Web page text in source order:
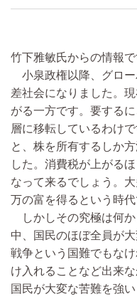
竹下雅敏氏からの情報で
小泉政権以降、グロー
差社会になりました。
がる一方です。要する
層に移転しているわけ
と、株を所有するしか
した。消費税が上がる
なって来るでしょう。
万の富を得るという時代
しかしその究極は何
中、国民のほぼ全員が
戦争という国難でもな
け入れることなど出来
国民が大変な苦難を強